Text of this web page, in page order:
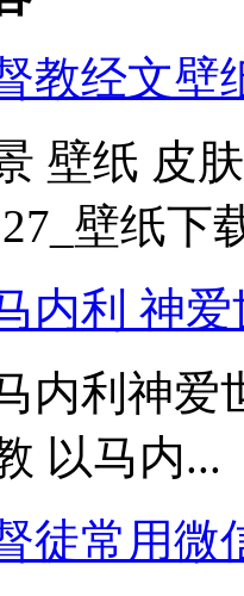
教经文壁
壁纸 皮
壁纸下
内利 神
内利神爱
以马内...
徒常用微